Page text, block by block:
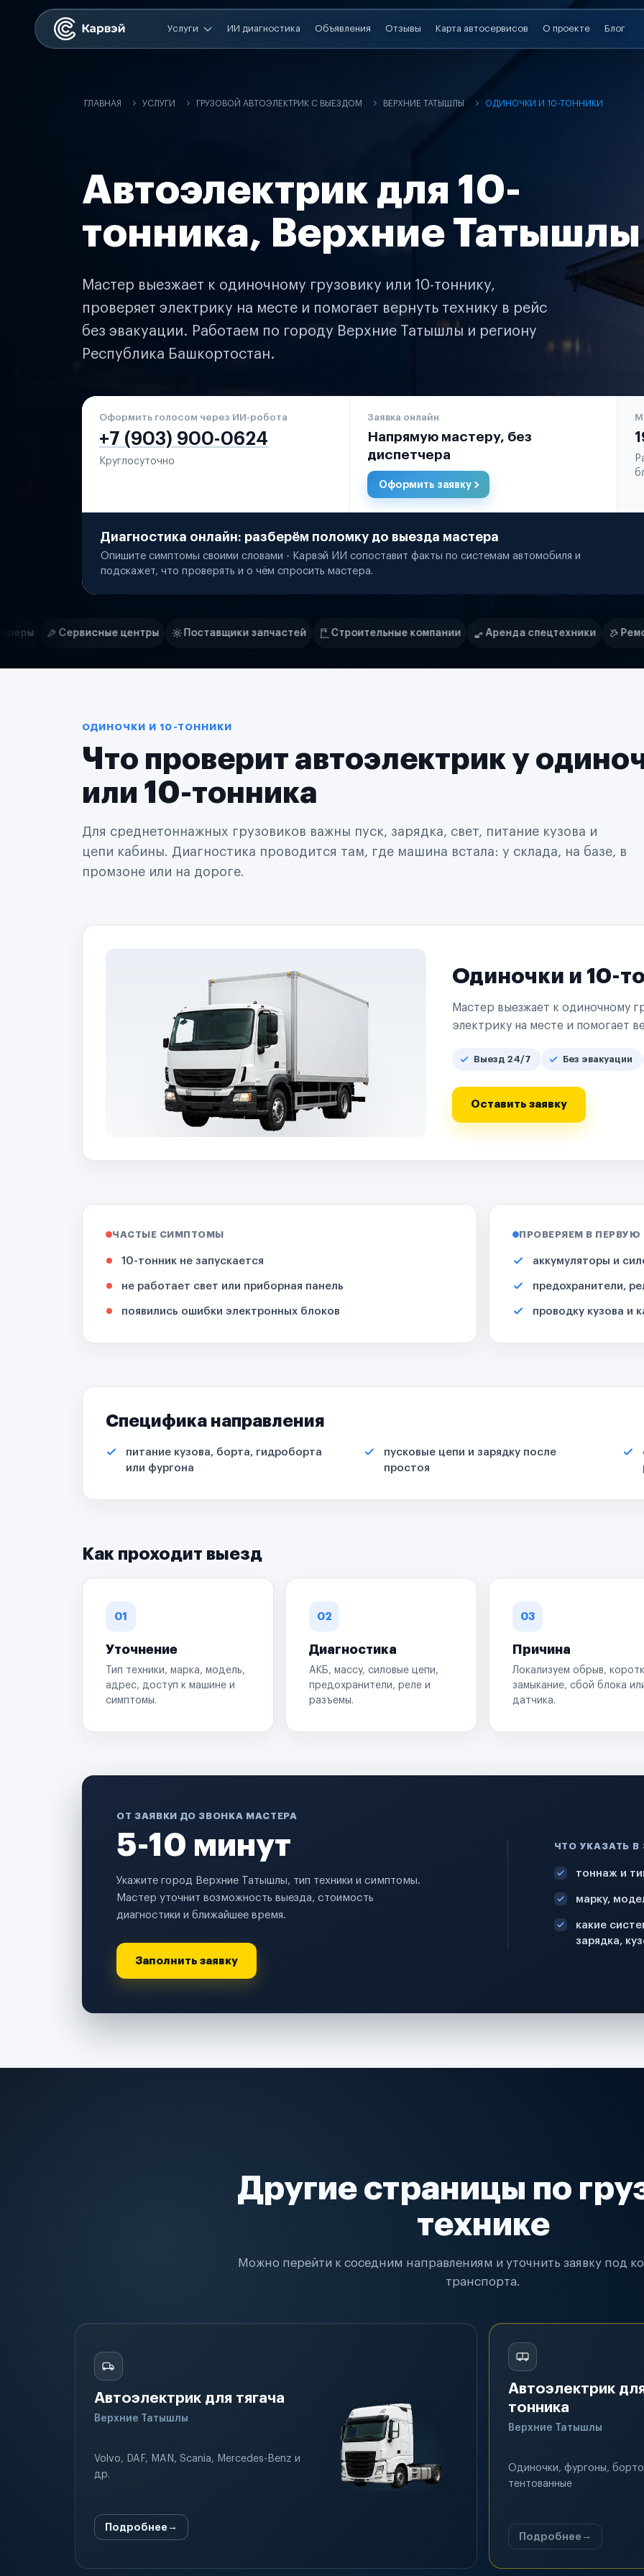
Услуги ИИ диагностика Объявления Отзывы Карта автосервисов О проекте Блог
ГЛАВНАЯ УСЛУГИ ГРУЗОВОЙ АВТОЭЛЕКТРИК С ВЫЕЗДОМ ВЕРХНИЕ ТАТЫШЛЫ ОДИНОЧКИ И 10-ТОННИКИ
Автоэлектрик для 10-
тонника, Верхние Татышлы
Мастер выезжает к одиночному грузовику или 10-тоннику,
проверяет электрику на месте и помогает вернуть технику в рейс
без эвакуации. Работаем по городу Верхние Татышлы и региону
Республика Башкортостан.
Оформить голосом через ИИ-робота
+7 (903) 900-0624
Круглосуточно
Заявка онлайн
Напрямую мастеру, без
диспетчера
Оформить заявку
Диагностика онлайн: разберём поломку до выезда мастера
Опишите симптомы своими словами - Карвэй ИИ сопоставит факты по системам автомобиля и
подскажет, что проверять и о чём спросить мастера.
Нам доверяют
центры Поставщики запчастей Строительные компании Аренда спецтехники Ремонт спецтехники
Маркетплейсы
Логистические компании
Поставщики запчастей
Строительные компании
Ремонт спецтехники
Управляющие компании
Страховые компании
B2B-дистрибьюторы
ОДИНОЧКИ И 10-ТОННИКИ
Что проверит автоэлектрик у
или 10-тонника
Для среднетоннажных грузовиков важны пуск, зарядка, свет, питание кузова и
цепи кабины. Диагностика проводится там, где машина встала: у склада, на базе, в
промзоне или на дороге.
Одиночки и 10-
Мастер выезжает к одиночному
электрику на месте и помогает
Выезд 24/7 Без эвакуации
Оставить заявку
ЧАСТЫЕ СИМПТОМЫ
10-тонник не запускается
не работает свет или приборная панель
появились ошибки электронных блоков
ПРОВЕРЯЕМ В ПЕРВУЮ
аккумуляторы и
предохранители,
проводку кузова и
Специфика направления
питание кузова, борта, гидроборта
или фургона
пусковые цепи и зарядку после
простоя
Как проходит выезд
01
Уточнение
Тип техники, марка, модель,
адрес, доступ к машине и
симптомы.
02
Диагностика
АКБ, массу, силовые цепи,
предохранители, реле и
разъемы.
03
Причина
Локализуем обрыв,
замыкание, сбой блока
датчика.
ОТ ЗАЯВКИ ДО ЗВОНКА МАСТЕРА
5-10 минут
Укажите город Верхние Татышлы, тип техники и симптомы.
Мастер уточнит возможность выезда, стоимость
диагностики и ближайшее время.
Заполнить заявку
ЧТО УКАЗАТЬ В
тоннаж и
марку,
какие
зарядка,
Другие страницы по
технике
Можно перейти к соседним направлениям и уточнить заявку под
транспорта.
Автоэлектрик для тягача
Верхние Татышлы
Volvo, DAF, MAN, Scania, Mercedes-Benz и
др.
Подробнее
Автоэлектрик
тонника
Верхние Татышлы
Одиночки, фургоны,
тентованные
Подробнее